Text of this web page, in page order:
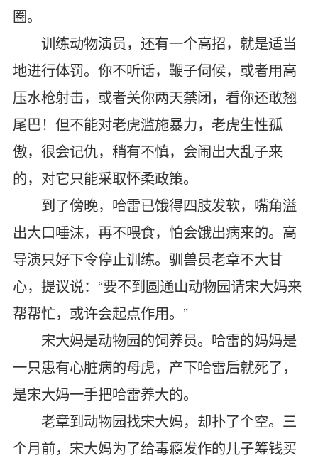
圈。
训练动物演员，还有一个高招，就是适当
地进行体罚。你不听话，鞭子伺候，或者用高
压水枪射击，或者关你两天禁闭，看你还敢翘
尾巴！但不能对老虎滥施暴力，老虎生性孤
傲，很会记仇，稍有不慎，会闹出大乱子来
的，对它只能采取怀柔政策。
到了傍晚，哈雷已饿得四肢发软，嘴角溢
出大口唾沫，再不喂食，怕会饿出病来的。高
导演只好下令停止训练。驯兽员老章不大甘
心，提议说：“要不到圆通山动物园请宋大妈来
帮帮忙，或许会起点作用。”
宋大妈是动物园的饲养员。哈雷的妈妈是
一只患有心脏病的母虎，产下哈雷后就死了，
是宋大妈一手把哈雷养大的。
老章到动物园找宋大妈，却扑了个空。三
个月前，宋大妈为了给毒瘾发作的儿子筹钱买